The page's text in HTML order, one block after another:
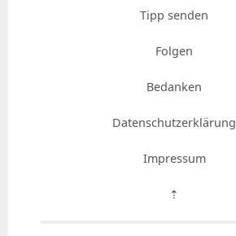
Tipp senden
Folgen
Bedanken
Datenschutzerklärung
Impressum
⇡